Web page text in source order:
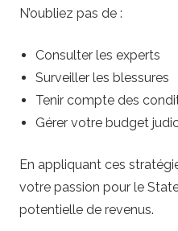
N’oubliez pas de :
Consulter les experts
Surveiller les blessures
Tenir compte des
Gérer votre budget
En appliquant ces
votre passion pour le
potentielle de revenus.